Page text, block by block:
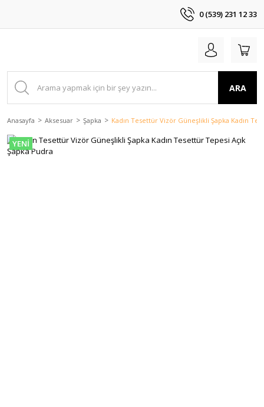
0 (539) 231 12 33
ARA
Anasayfa Aksesuar Şapka Kadın Tesettür Vizör Güneşlikli Şapka Kadın
YENİ